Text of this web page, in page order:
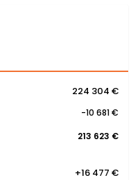
224 304 €
-10 681 €
213 623 €
+16 477 €